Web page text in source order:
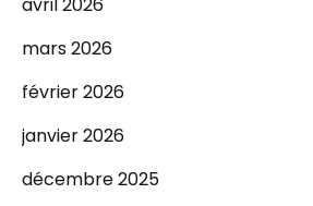
mars 2026
février 2026
janvier 2026
décembre 2025